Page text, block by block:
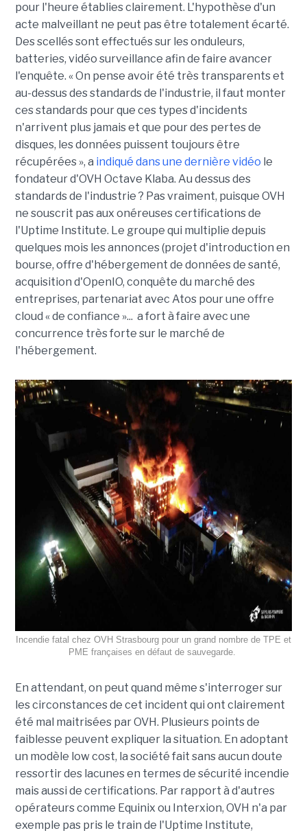
pour l'heure établies clairement. L'hypothèse d'un
acte malveillant ne peut pas être totalement écarté.
Des scellés sont effectués sur les onduleurs,
batteries, vidéo surveillance afin de faire avancer
l'enquête. « On pense avoir été très transparents et
au-dessus des standards de l'industrie, il faut monter
ces standards pour que ces types d'incidents
n'arrivent plus jamais et que pour des pertes de
disques, les données puissent toujours être
récupérées », a indiqué dans une dernière vidéo le
fondateur d'OVH Octave Klaba. Au dessus des
standards de l'industrie ? Pas vraiment, puisque OVH
ne souscrit pas aux onéreuses certifications de
l'Uptime Institute. Le groupe qui multiplie depuis
quelques mois les annonces (projet d'introduction en
bourse, offre d'hébergement de données de santé,
acquisition d'OpenIO, conquête du marché des
entreprises, partenariat avec Atos pour une offre
cloud « de confiance »... a fort à faire avec une
concurrence très forte sur le marché de
l'hébergement.
Incendie fatal chez OVH Strasbourg pour un grand nombre de TPE et
PME françaises en défaut de sauvegarde.
En attendant, on peut quand même s'interroger sur
les circonstances de cet incident qui ont clairement
été mal maitrisées par OVH. Plusieurs points de
faiblesse peuvent expliquer la situation. En adoptant
un modèle low cost, la société fait sans aucun doute
ressortir des lacunes en termes de sécurité incendie
mais aussi de certifications. Par rapport à d'autres
opérateurs comme Equinix ou Interxion, OVH n'a par
exemple pas pris le train de l'Uptime Institute,